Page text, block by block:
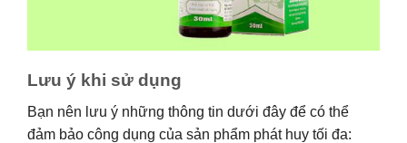
Lưu ý khi sử dụng
Bạn nên lưu ý những thông tin dưới đây để có thể
đảm bảo công dụng của sản phẩm phát huy tối đa: